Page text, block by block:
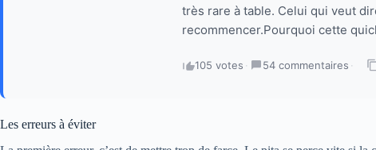
très rare à table. Celui qui veut
recommencer.Pourquoi cette
105 votes · 54 commentaires ·
Les erreurs à éviter